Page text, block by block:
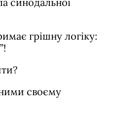
грішну логіку:
своєму